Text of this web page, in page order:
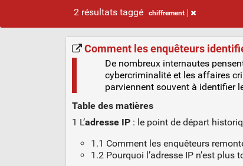
2 résultats taggé chiffrement
Comment les enquêteurs
De nombreux internautes
cybercriminalité et les affaires
parviennent souvent à identifier
Table des matières
1 L’adresse IP: le point de départ
1.1 Comment les enquêteurs
1.2 Pourquoi l’adresse IP n’est